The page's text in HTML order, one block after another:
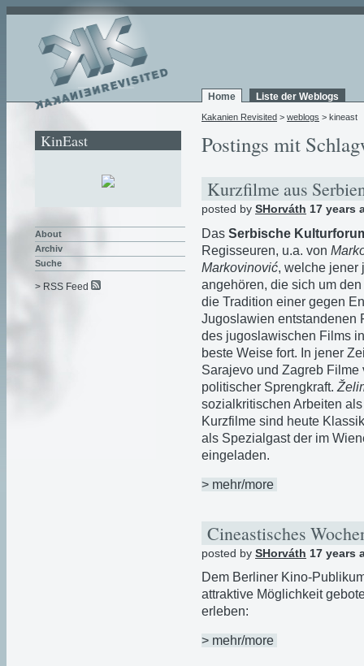
Home Liste der Weblogs
Kakanien Revisited > weblogs > kineast
Postings mit
Kurzfilme aus
posted by SHorváth 17 years
Das Serbische
Regisseuren, u.a. von
Markovinović, welche jener
angehören, die sich um den
die Tradition einer gegen
Jugoslawien entstandenen
des jugoslawischen Films
beste Weise fort. In jener
Sarajevo und Zagreb
politischer Sprengkraft.
sozialkritischen Arbeiten
Kurzfilme sind heute
als Spezialgast der im
eingeladen.
> mehr/more
Cineastisches
posted by SHorváth 17 years
Dem Berliner Kino-
attraktive Möglichkeit
erleben:
> mehr/more
KinEast
About
Archiv
Suche
> RSS Feed